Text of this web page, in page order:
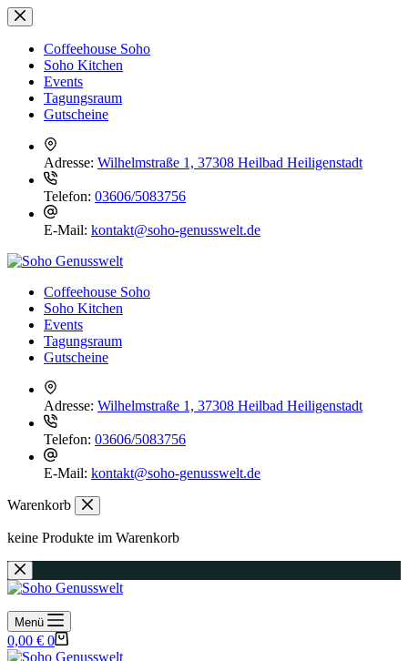
Zum
Inhalt
springenCoffeehouse Soho
Soho Kitchen
Events
Tagungsraum
Gutscheine
Adresse: Wilhelmstraße 1, 37308 Heilbad Heiligenstadt
Telefon: 03606/5083756
E-Mail: kontakt@soho-genusswelt.de
Coffeehouse Soho
Soho Kitchen
Events
Tagungsraum
Gutscheine
Adresse: Wilhelmstraße 1, 37308 Heilbad Heiligenstadt
Telefon: 03606/5083756
E-Mail: kontakt@soho-genusswelt.de
Warenkorb
keine Produkte im Warenkorb
Menü
Warenkorb
0,00 € 0